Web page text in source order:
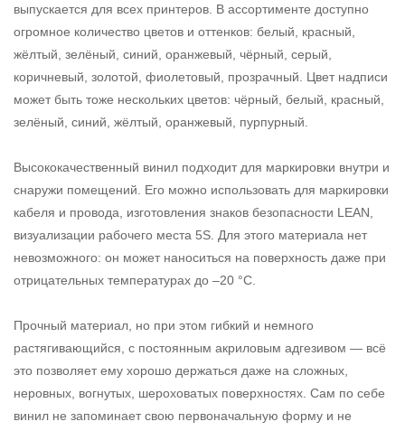
выпускается для всех принтеров. В ассортименте доступно
огромное количество цветов и оттенков: белый, красный,
жёлтый, зелёный, синий, оранжевый, чёрный, серый,
коричневый, золотой, фиолетовый, прозрачный. Цвет надписи
может быть тоже нескольких цветов: чёрный, белый, красный,
зелёный, синий, жёлтый, оранжевый, пурпурный.
Высококачественный винил подходит для маркировки внутри и
снаружи помещений. Его можно использовать для маркировки
кабеля и провода, изготовления знаков безопасности LEAN,
визуализации рабочего места 5S. Для этого материала нет
невозможного: он может наноситься на поверхность даже при
отрицательных температурах до –20 °С.
Прочный материал, но при этом гибкий и немного
растягивающийся, с постоянным акриловым адгезивом — всё
это позволяет ему хорошо держаться даже на сложных,
неровных, вогнутых, шероховатых поверхностях. Сам по себе
винил не запоминает свою первоначальную форму и не